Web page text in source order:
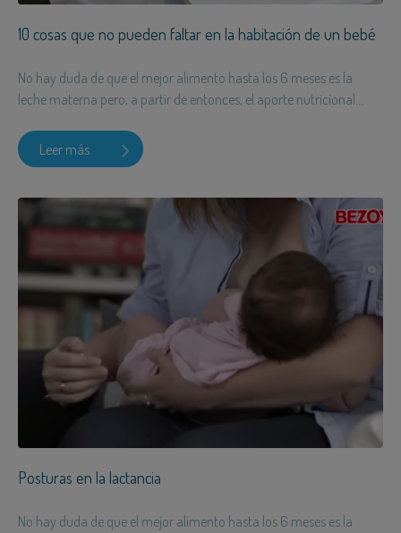
10 cosas que no pueden faltar en la habitación de un bebé
No hay duda de que el mejor alimento hasta los 6 meses es la
leche materna pero, a partir de entonces, el aporte nutricional...
Leer más
Posturas en la lactancia
No hay duda de que el mejor alimento hasta los 6 meses es la